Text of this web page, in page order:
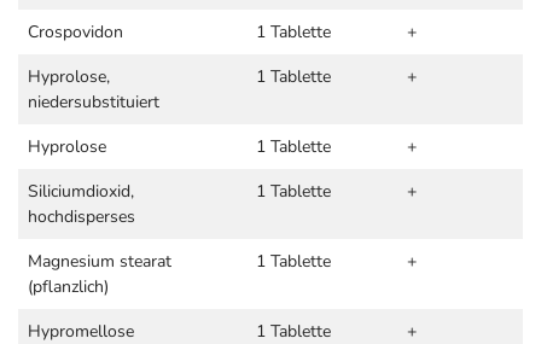
Crospovidon
1 Tablette
+
Hyprolose,
niedersubstituiert
1 Tablette +
Hyprolose 1 Tablette
+
Siliciumdioxid,
hochdisperses
1 Tablette +
Magnesium stearat
(pflanzlich)
1 Tablette +
Hypromellose 1 Tablette
+